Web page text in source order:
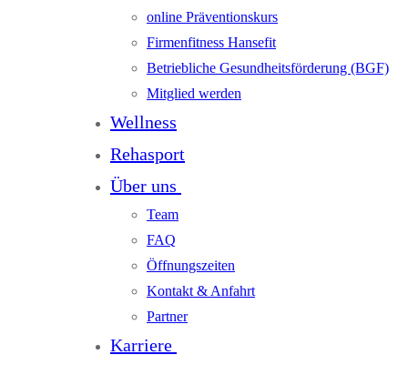
online Präventionskurs
Firmenfitness Hansefit
Betriebliche Gesundheitsförderung (BGF)
Mitglied werden
Wellness
Rehasport
Über uns
Team
FAQ
Öffnungszeiten
Kontakt & Anfahrt
Partner
Karriere